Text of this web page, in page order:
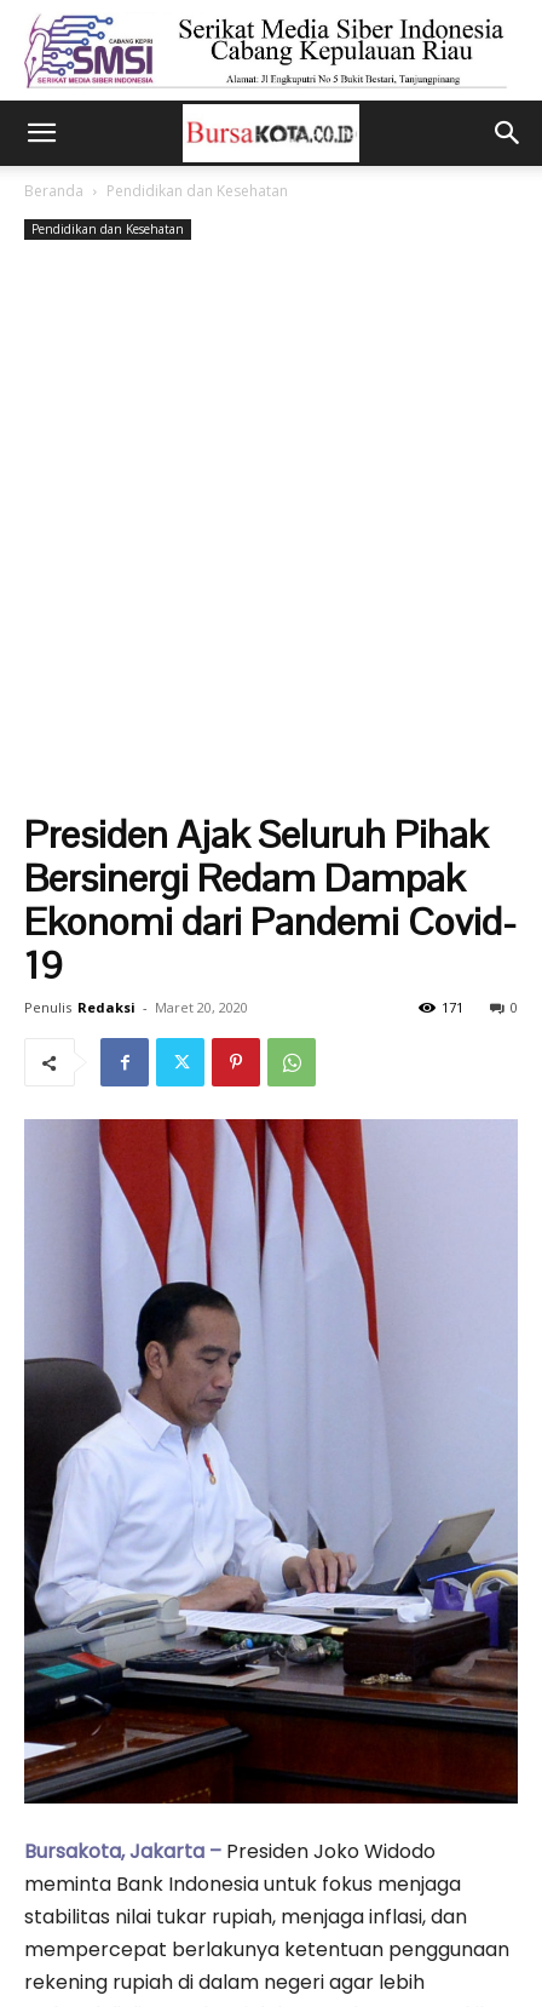
Beranda Pendidikan dan Kesehatan
Pendidikan dan Kesehatan
Presiden Ajak Seluruh Pihak
Bersinergi Redam Dampak
Ekonomi dari Pandemi Covid-
19
Penulis Redaksi - Maret 20, 2020 0
171
Bursakota, Jakarta – Presiden Joko Widodo
meminta Bank Indonesia untuk fokus menjaga
stabilitas nilai tukar rupiah, menjaga inflasi, dan
mempercepat berlakunya ketentuan penggunaan
rekening rupiah di dalam negeri agar lebih